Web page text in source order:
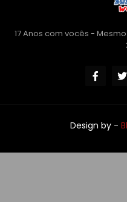
17 Anos com vocês -
Design by -